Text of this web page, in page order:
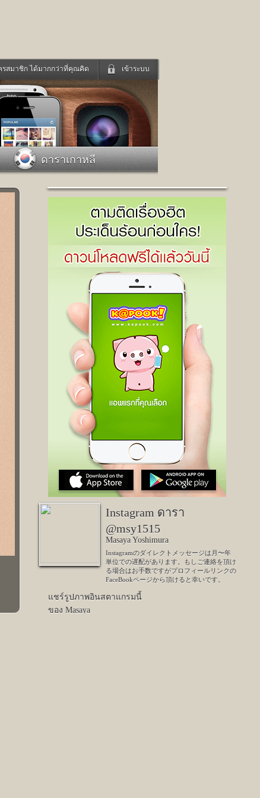
เข้าระบบ
รสมาชิก ได้มากกว่าที่คุณคิด
ดูทีวี
ฟังวิทยุออนไลน์
Glitter
แม่และเด็ก
สัตว์เลี้ยง
ท่องเที่ยว
Facebook
เข้าระบบด้วย User Kapook
Email
เข้าระบบด้วย Facebook
ดาราเกาหลี
Instagram ดารา
@msy1515
Masaya Yoshimura
Instagramのダイレクトメッセージは月〜年
単位での遅配があります。もしご連絡を頂け
る場合はお手数ですがプロフィールリンクの
FaceBookページから頂けると幸いです。
แชร์รูปภาพอินสตาแกรมนี้
ของ Masaya